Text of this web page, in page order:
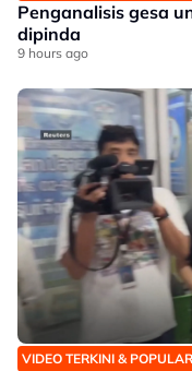
Penganalisis gesa
dipinda
9 hours ago
VIDEO TERKINI & POPULAR